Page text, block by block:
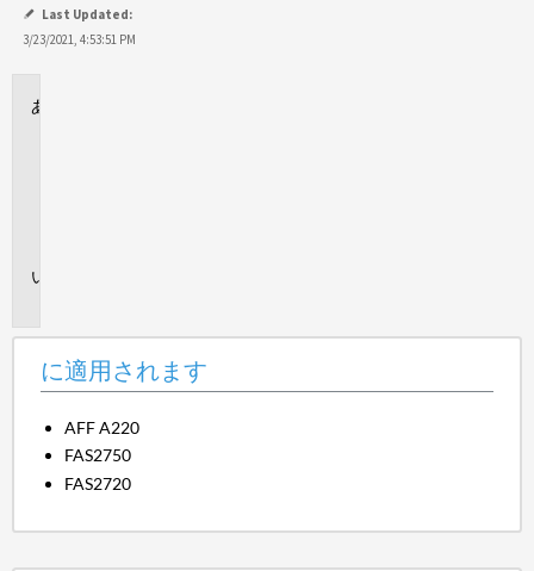
Last Updated:
3/23/2021, 4:53:51 PM
に適用されます
AFF A220
FAS2750
FAS2720